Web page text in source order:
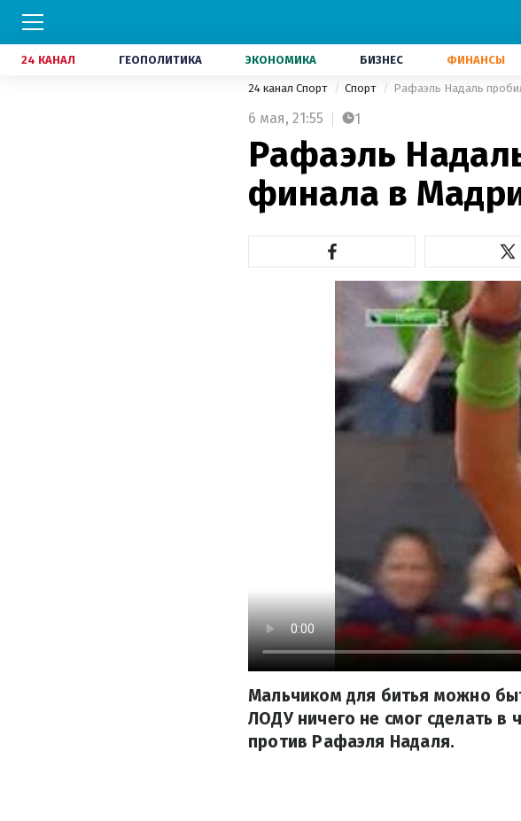
24 КАНАЛ ГЕОПОЛИТИКА ЭКОНОМИКА БИЗНЕС ФИНАНСЫ
24 канал Спорт Спорт Рафаэль Надаль
6 мая, 21:55 1
Рафаэль
финала в
Мальчиком для битья можно
ЛОДУ ничего не смог сделать в
против Рафаэля Надаля.